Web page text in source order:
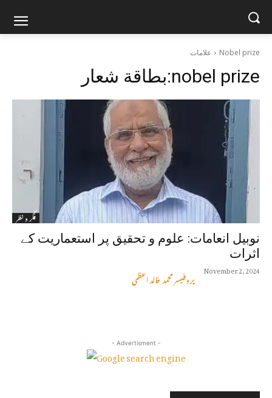
علامات Nobel prize
بطاقة شعار:nobel prize
فکر و نظر
نوبیل انعامات: علوم و تحقیق پر استعماریت کے
اثرات
پروفیسر محمد خالد اعظمی -
November 2, 2024
- Advertisment -